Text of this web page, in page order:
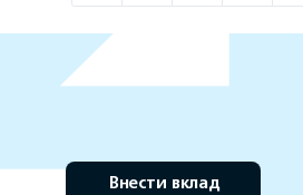
Внести вклад